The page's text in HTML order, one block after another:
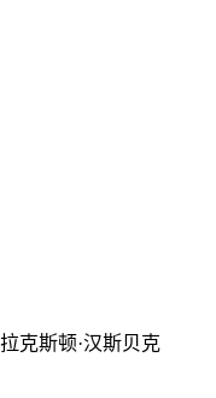
拉克斯顿·汉斯贝克